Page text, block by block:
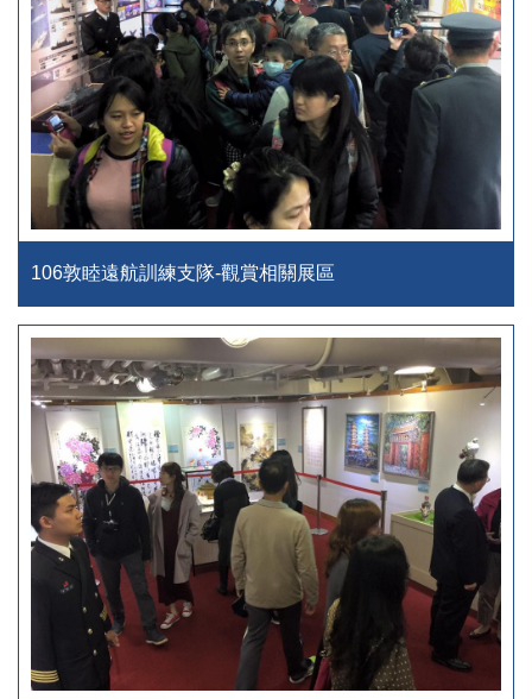
106敦睦遠航訓練支隊-觀賞相關展區